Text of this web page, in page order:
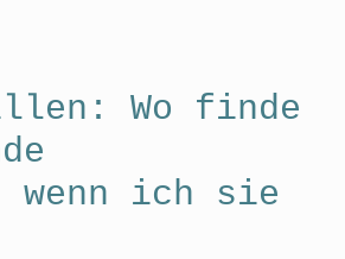
Wo finde
ich sie